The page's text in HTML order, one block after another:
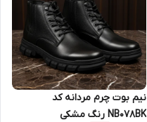
نیم بوت چرم مردانه کد
NB078BK رنگ مشکی